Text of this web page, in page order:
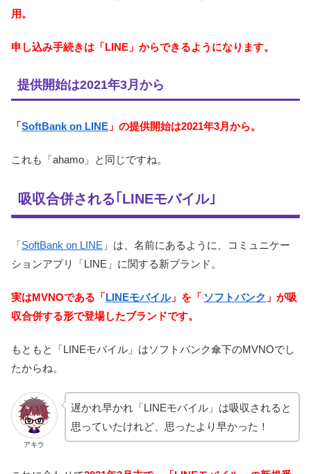
用。
申し込み手続きは「LINE」からできるようになります。
提供開始は2021年3月から
「SoftBank on LINE 」の提供開始は2021年3月から。
これも「ahamo」と同じですね。
吸収合併される｢LINEモバイル｣
「SoftBank on LINE 」は、名前にあるように、コミュニケー
ションアプリ「LINE」に関する新ブランド。
実はMVNOである「LINEモバイル」を「 ソフトバンク 」が吸
収合併する形で登場したブランドです。
もともと「LINEモバイル」はソフトバンク傘下のMVNOでし
たからね。
アキラ
遅かれ早かれ「LINEモバイル」は吸収されると
思っていたけれど、思ったより早かった！